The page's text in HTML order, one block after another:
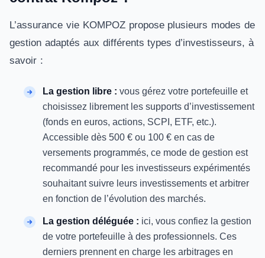
L’assurance vie KOMPOZ propose plusieurs modes de
gestion adaptés aux différents types d’investisseurs, à
savoir :
La gestion libre : vous gérez votre portefeuille et
choisissez librement les supports d’investissement
(fonds en euros, actions, SCPI, ETF, etc.).
Accessible dès 500 € ou 100 € en cas de
versements programmés, ce mode de gestion est
recommandé pour les investisseurs expérimentés
souhaitant suivre leurs investissements et arbitrer
en fonction de l’évolution des marchés.
La gestion déléguée : ici, vous confiez la gestion
de votre portefeuille à des professionnels. Ces
derniers prennent en charge les arbitrages en